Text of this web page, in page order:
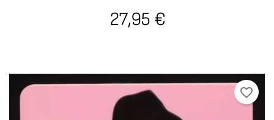
27,95 €
favorite_border